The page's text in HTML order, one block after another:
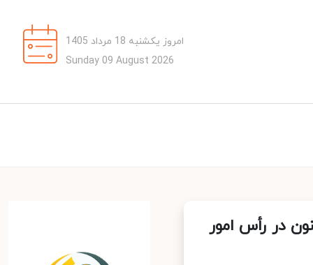
امروز یکشنبه 18 مرداد 1405
Sunday 09 August 2026
در رأس امور